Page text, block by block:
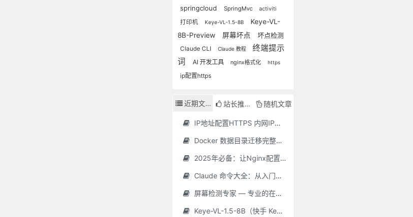
springcloud SpringMvc activiti
打印机 Keye-VL-1.5-8B
Keye-VL-
8B-Preview
屏幕坏点 坏点检测
Claude CLI Claude 教程
终端提示
词
AI 开发工具 nginx格式化 https
ip配置https
近期文章 站长推荐 随机文章
IP地址配置HTTPS 内网IP配置HTTPS保姆教程
Docker 数据目录迁移完整指南：从 /var/lib/docker 迁移到自定义路径
2025年必备：让Nginx配置清晰如诗的工具推荐
Claude 命令大全：从入门到精通的终端操作指南（2025 最新）
屏幕检测专家 — 专业的在线屏幕测试工具
Keye-VL-1.5-8B（快手 Keye-VL）— 腾讯云两卡 32GB GPU **保姆级** 部署指南（Ubuntu 22.04 / CUDA 12.2 / Driver 535.216.01 / Python 3.10）